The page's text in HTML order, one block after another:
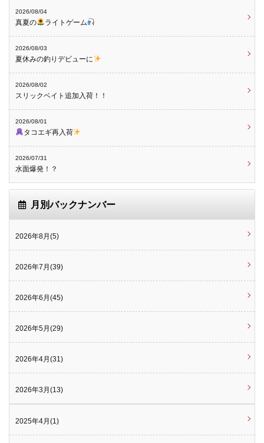
2026/08/04
真夏の ライトゲーム
2026/08/03
夏休みの釣りデビューに
2026/08/02
スリックベイト追加入荷！！
2026/08/01
タコエギ再入荷
2026/07/31
水面爆発！？
月別バックナンバー
2026年8月(5)
2026年7月(39)
2026年6月(45)
2026年5月(29)
2026年4月(31)
2026年3月(13)
2025年4月(1)